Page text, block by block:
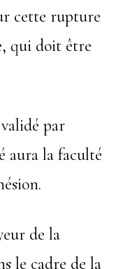
cette rupture
qui doit être
par
aura la faculté
de la
le cadre de la